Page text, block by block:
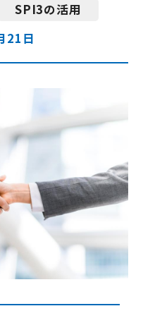
21日
SPI3の活用